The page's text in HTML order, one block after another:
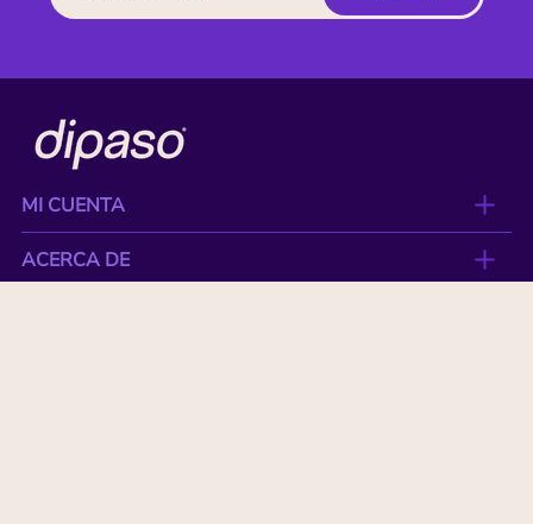
MI CUENTA
ACERCA DE